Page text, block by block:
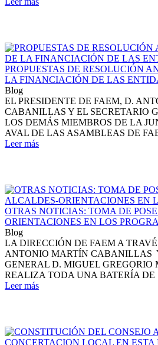
PROPUESTAS DE RESOLUCIÓN
LA FINANCIACIÓN DE LAS
Blog
EL PRESIDENTE DE FAEM, D.
CABANILLAS Y EL SECRETARIO
LOS DEMÁS MIEMBROS DE LA
AVAL DE LAS ASAMBLEAS DE
Leer más
OTRAS NOTICIAS: TOMA DE
ORIENTACIONES EN LOS
Blog
LA DIRECCIÓN DE FAEM A
ANTONIO MARTÍN CABANILLAS
GENERAL D. MIGUEL GREGORIO
REALIZA TODA UNA BATERÍA DE
Leer más